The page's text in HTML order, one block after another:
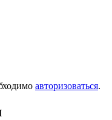
авторизоваться.